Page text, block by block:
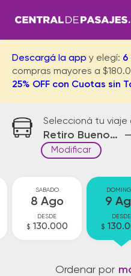
Descargá la app y elegí: 6
compras mayores a
25% OFF con Cuotas sin
Seleccioná tu viaje
Retiro Buenos Aires
Modificar
SABADO
8 Ago
DESDE
$ 130.000
9
DESDE
$
Ordenar por